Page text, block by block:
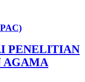
PENELITIAN
AGAMA